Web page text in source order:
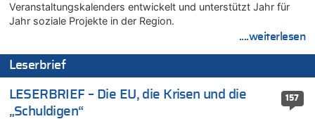
05.08.2026 - 16:51 von Chips zu
Es gibt mmer mehr Fälle von Fahrerflucht in Belgien –
Fußgänger und Radfahrer sind die häufigsten Opfer
05.08.2026 - 16:47 von Hugo Egon Bernhard von Sinnen zu
05.08.2026 - 16:44 von JoKrings zu
Zweite Hitzewelle in diesem Sommer ist jetzt amtlich
Veranstaltungskalenders entwickelt und unterstützt Jahr für
Jahr soziale Projekte in der Region.
....weiterlesen
Leserbrief
157
LESERBRIEF – Die EU, die Krisen und die
„Schuldigen“